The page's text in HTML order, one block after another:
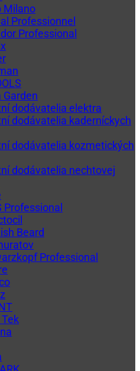
Milano
Professionnel
Professional
Garden
dodávatelia elektra
dodávatelia kaderníckych
dodávatelia kozmetických
dodávatelia nechtovej
Professional
Beard
Professional